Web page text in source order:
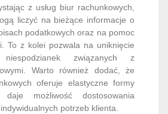
z usług biur rachunkowych,
liczyć na bieżące informacje o
podatkowych oraz na pomoc
To z kolei pozwala na uniknięcie
niespodzianek związanych z
Warto również dodać, że
oferuje elastyczne formy
daje możliwość dostosowania
potrzeb klienta.